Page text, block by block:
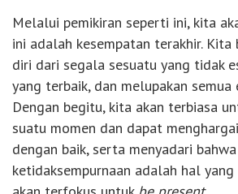
Melalui pemikiran seperti ini, kita
ini adalah kesempatan terakhir. Kita
diri dari segala sesuatu yang tidak
yang terbaik, dan melupakan semua
Dengan begitu, kita akan terbiasa
suatu momen dan dapat
dengan baik, serta menyadari bahwa
ketidaksempurnaan adalah hal